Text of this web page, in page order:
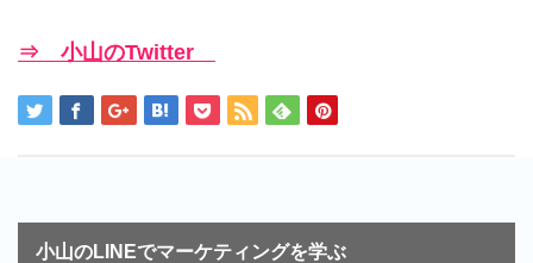
⇒ 小山のTwitter
小山のLINEでマーケティングを学ぶ